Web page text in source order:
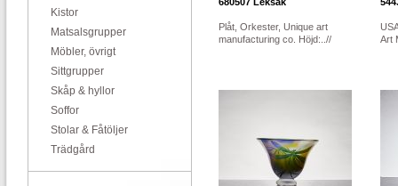
Kistor
Matsalsgrupper
Möbler, övrigt
Sittgrupper
Skåp & hyllor
Soffor
Stolar & Fåtöljer
Trädgård
Plåt, Orkester, Unique art
manufacturing co. Höjd:..//
Art